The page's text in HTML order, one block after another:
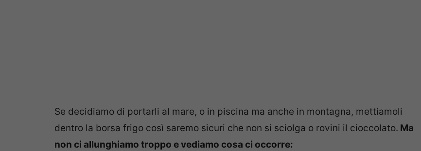
Se decidiamo di portarli al mare, o in piscina ma anche in montagna, mettiamoli
dentro la borsa frigo così saremo sicuri che non si sciolga o rovini il cioccolato. Ma
non ci allunghiamo troppo e vediamo cosa ci occorre: